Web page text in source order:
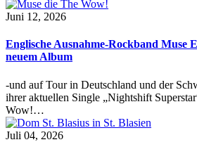
Juni 12, 2026
Englische Ausnahme-Rockband Muse
neuem Album
-und auf Tour in Deutschland und der
ihrer aktuellen Single „Nightshift
Wow!…
Juli 04, 2026